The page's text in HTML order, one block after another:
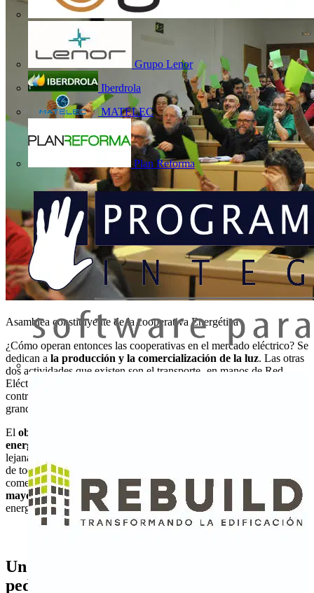
Grupo Lenor
Iberdrola
MATELEC
Plan Reforma
Asamblea constituyente de la cooperativa Energética
¿Cómo operan entonces las cooperativas en el mercado eléctrico? Se
dedican a la producción y la comercialización de la luz. Las otras
dos actividades que existen son el transporte -en manos de Red
Eléctrica Española en régimen de monopolio- y la distribución,
controlada en un 98% por Unesa, la patronal que engloba a las
grandes compañías.
El objetivo a largo plazo de todas ellas es producir el 100% de la
energía
lejana. Som Energía, por ejemplo, produce de momento solo el 6%
de todo lo que vende.
comercializadoras en manos de empresas privadas,en el mercado
mayorista. La diferencia es que garantizan que el 100% de la
energía que comercializan es de fuentes renovables.
Un sistema de certificación "testimonial y
pedagógico"